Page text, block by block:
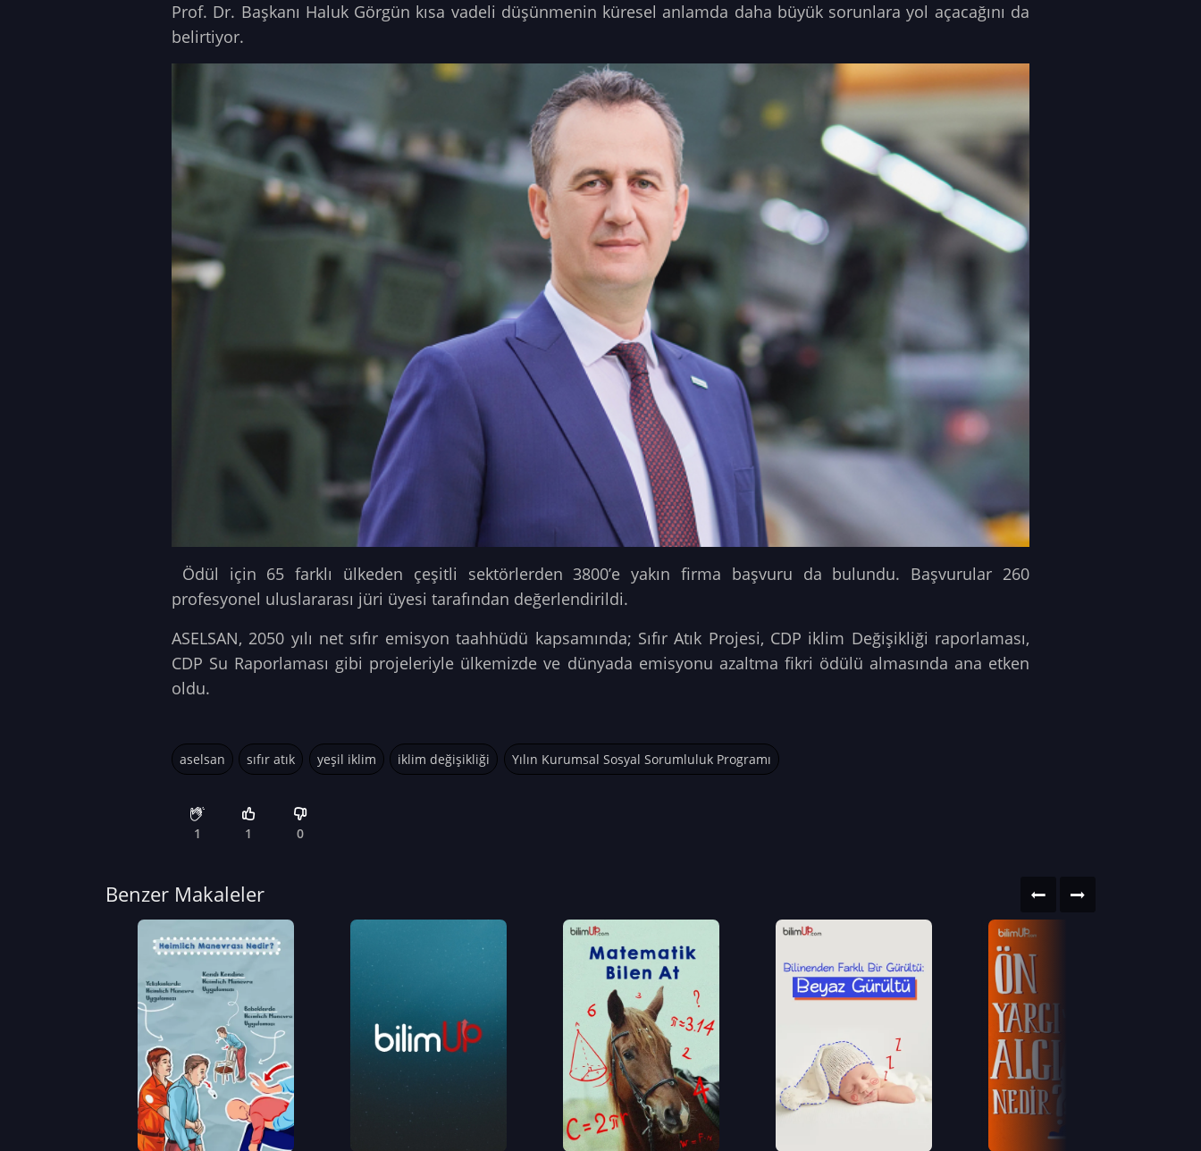
Prof. Dr. Başkanı Haluk Görgün kısa vadeli düşünmenin küresel anlamda daha büyük sorunlara yol açacağını da
belirtiyor.
Ödül için 65 farklı ülkeden çeşitli sektörlerden 3800’e yakın firma başvuru da bulundu. Başvurular 260
profesyonel uluslararası jüri üyesi tarafından değerlendirildi.
ASELSAN, 2050 yılı net sıfır emisyon taahhüdü kapsamında; Sıfır Atık Projesi, CDP iklim Değişikliği raporlaması,
CDP Su Raporlaması gibi projeleriyle ülkemizde ve dünyada emisyonu azaltma fikri ödülü almasında ana etken
oldu.
aselsan sıfır atık yeşil iklim iklim değişikliği Yılın Kurumsal Sosyal Sorumluluk Programı
1 1 0
Benzer Makaleler